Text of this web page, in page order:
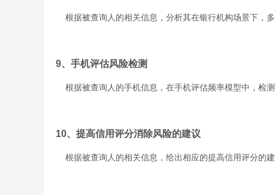
根据被查询人的相关信息，分析其在银行机构场景下，
9、 手机评估风险检测
根据被查询人的手机信息，在手机评估频率模型中，检
10、 提高信用评分消除风险的建议
根据被查询人的相关信息，给出相应的提高信用评分的建